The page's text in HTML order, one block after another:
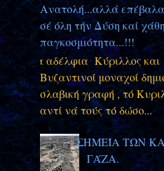
Ανατολή...αλλά
σέ όλη τήν Δύση καί
παγκοσμιότητα...!!!
Τα αδέλφια Κύριλλος
Βυζαντινοί μοναχοί
σλαβική γραφή , τό
αντί νά τούς τό δώσο...
ΣΗΜΕΊΑ ΤΩΝ
ΓΆΖΑ.